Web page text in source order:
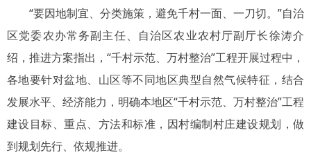
“要因地制宜、分类施策，避免千村一面、一刀切。”自治
区党委农办常务副主任、自治区农业农村厅副厅长徐涛介
绍，推进方案指出，“千村示范、万村整治”工程开展过程中，
各地要针对盆地、山区等不同地区典型自然气候特征，结合
发展水平、经济能力，明确本地区“千村示范、万村整治”工程
建设目标、重点、方法和标准，因村编制村庄建设规划，做
到规划先行、依规推进。